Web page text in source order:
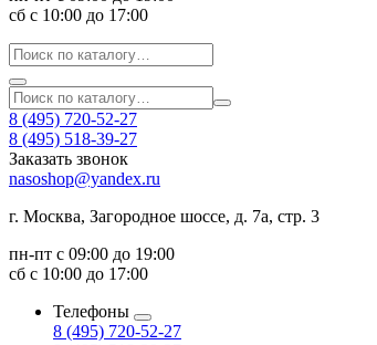
сб с 10:00 до 17:00
8 (495) 720-52-27
8 (495) 518-39-27
Заказать звонок
nasoshop@yandex.ru
г. Москва, Загородное шоссе, д. 7а, стр. 3
пн-пт с 09:00 до 19:00
сб с 10:00 до 17:00
Телефоны
8 (495) 720-52-27